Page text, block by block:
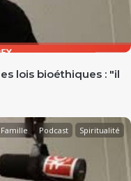
lois bioéthiques : "il
Famille Podcast Spiritualité